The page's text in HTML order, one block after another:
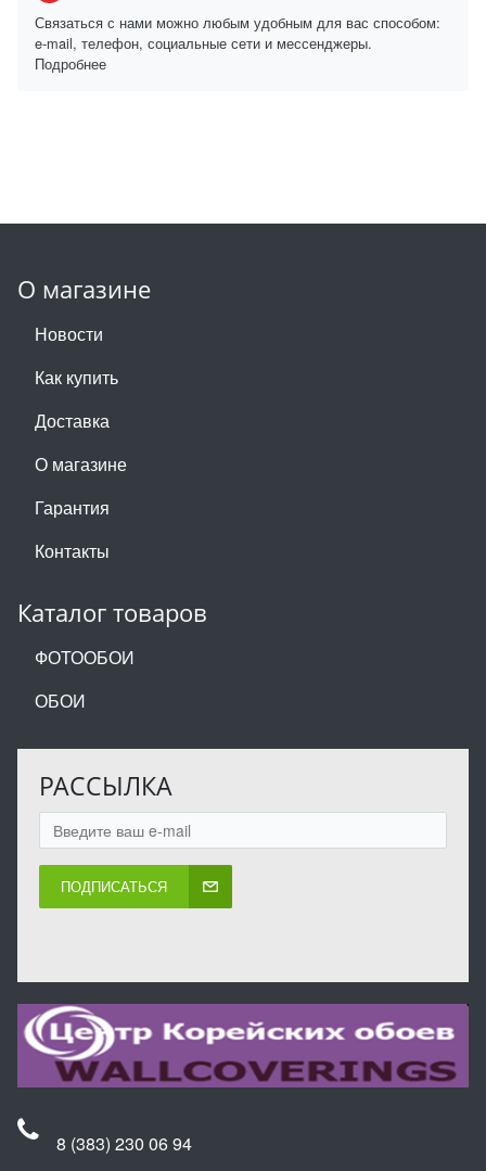
Связаться с нами можно любым удобным для вас способом:
e-mail, телефон, социальные сети и мессенджеры.
Подробнее
О магазине
Новости
Как купить
Доставка
О магазине
Гарантия
Контакты
Каталог товаров
ФОТООБОИ
ОБОИ
РАССЫЛКА
ПОДПИСАТЬСЯ
8 (383) 230 06 94